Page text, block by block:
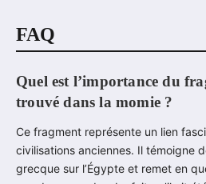
FAQ
Quel est l’importance du
trouvé dans la momie ?
Ce fragment représente un lien
civilisations anciennes. Il témoigne
grecque sur l’Égypte et remet en